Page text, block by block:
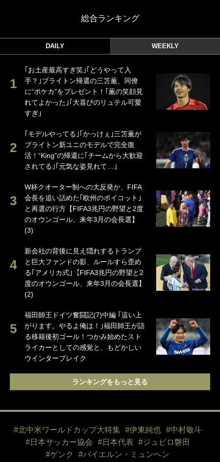
総合ランキング
DAILY WEEKLY
｢お土産最高すぎ笑｣｢どうやって入
手？｣ブライトン帰還の三笘薫、同僚
に“ポケカ”をプレゼント！｢薫の笑顔見
れてよかった｣｢大喜びのリュテル可愛
すぎ｣
｢モデルやってる｣｢かっけぇ｣三笘薫が
ブライトン新ユニのモデルで完全復
活！“King”の帰還に｢チームから大歓迎
されてる｣｢元気な姿見れて…｣
W杯クオーター制への大反発か、FIFA
会長を追い詰めた｢欧州のボイコット｣
と再選の行方【FIFA3兆円の野望と2度
のオウンゴール、来年3月の会長選】
(3)
新会社の背後に見え隠れするトランプ
と巨大ファンドの影、ルールすら歪め
る｢アメリカ式｣【FIFA3兆円の野望と2
度のオウンゴール、来年3月の会長選】
(2)
福田師王ドイツ奮闘記(7)中編 ｢這い上
がります。やるよ俺は！｣福田師王が語
る移籍後初ゴール！つかみ始めたスト
ライカーとしての感覚と、もどかしい
ウインターブレイク
ランキングをもっと見る
#北中米ワールドカップ大特集 #伊東純也
#中村敬斗
#日本サッカー協会
#日本代表
#ジュビロ磐田
#ゲンク
#バイエルン・ミュンヘン